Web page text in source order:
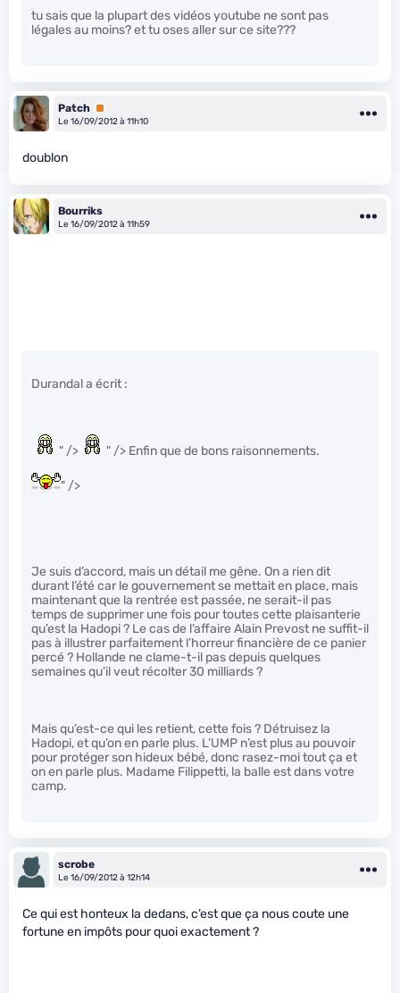
tu sais que la plupart des vidéos youtube ne sont pas
légales au moins? et tu oses aller sur ce site???
Patch Premium
Le 16/09/2012 à 11h10
doublon
Bourriks
Le 16/09/2012 à 11h59
Durandal a écrit :
" /> " /> Enfin que de bons raisonnements.
" />
Je suis d’accord, mais un détail me gêne. On a rien dit
durant l’été car le gouvernement se mettait en place, mais
maintenant que la rentrée est passée, ne serait-il pas
temps de supprimer une fois pour toutes cette plaisanterie
qu’est la Hadopi ? Le cas de l’affaire Alain Prevost ne suffit-il
pas à illustrer parfaitement l’horreur financière de ce panier
percé ? Hollande ne clame-t-il pas depuis quelques
semaines qu’il veut récolter 30 milliards ?
Mais qu’est-ce qui les retient, cette fois ? Détruisez la
Hadopi, et qu’on en parle plus. L’UMP n’est plus au pouvoir
pour protéger son hideux bébé, donc rasez-moi tout ça et
on en parle plus. Madame Filippetti, la balle est dans votre
camp.
scrobe
Le 16/09/2012 à 12h14
Ce qui est honteux la dedans, c’est que ça nous coute une
fortune en impôts pour quoi exactement ?